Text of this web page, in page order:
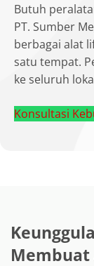
Butuh
PT. Sumber
berbagai alat
satu tempat.
ke seluruh
Konsultasi
Membuat